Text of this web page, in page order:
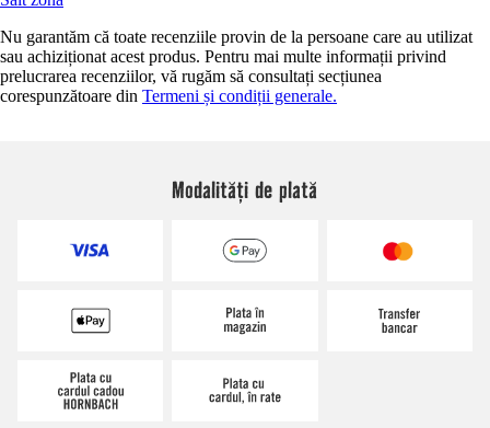
Nu garantăm că toate recenziile provin de la persoane care au utilizat
sau achiziționat acest produs. Pentru mai multe informații privind
prelucrarea recenziilor, vă rugăm să consultați secțiunea
corespunzătoare din Termeni și condiții generale.
Modalități de plată